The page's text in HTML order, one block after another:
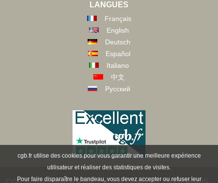
LANGUES
Français
English
Deutsch
Español
Italiano
中文
Русский
cgb.fr utilise des cookies pour vous garantir une meilleure expérience
utilisateur et réaliser des statistiques de visites.
Pour faire disparaître le bandeau, vous devez accepter ou refuser leur